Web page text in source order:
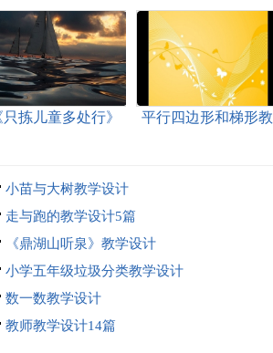
只拣儿童多处行》
平行四边形和梯形教
小苗与大树教学设计
走与跑的教学设计5篇
《鼎湖山听泉》教学设计
小学五年级垃圾分类教学设计
数一数教学设计
教师教学设计14篇